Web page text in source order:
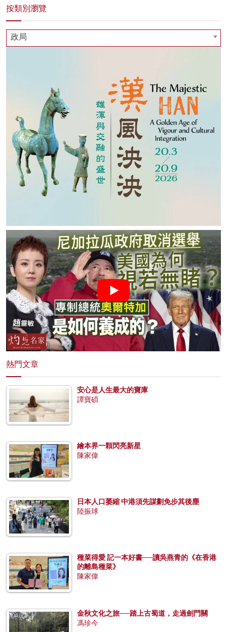
按類別瀏覽
政局
熱門文章
安心是人生最大的寶庫
譚寶碩
繪本界一顆閃亮新星
陳家偉
日本人口萎縮 中港須先謀劃免步其後塵
陸振球
種菜得愛 記一本好書──讀吳燕青的《在香港
的離島種菜》
陳家偉
金秋文化之旅──踏上古蜀道，走過劍門關
馮珍今